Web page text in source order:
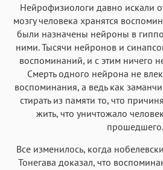
Нейрофизиологи давно искали
мозгу человека хранятся
были назначены нейроны в
ними. Тысячи нейронов и
воспоминаний, и с этим ничего
Смерть одного нейрона не
воспоминания, а ведь как
стирать из памяти то, что
жить, что уничтожало
прошедшего.
Все изменилось, когда
Тонегава доказал, что